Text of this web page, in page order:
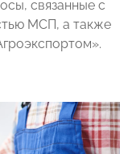
связанные с
МСП, а также